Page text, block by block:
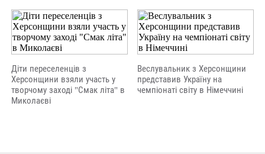
Діти переселенців з
Херсонщини взяли участь у
творчому заході "Смак літа" в
Миколаєві
Веслувальник з Херсонщини
представив Україну на
чемпіонаті світу в Німеччині